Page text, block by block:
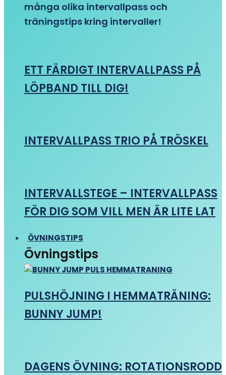
många olika intervallpass och
träningstips kring intervaller!
ETT FÄRDIGT INTERVALLPASS PÅ
LÖPBAND TILL DIG!
INTERVALLPASS TRIO PÅ TRÖSKEL
INTERVALLSTEGE – INTERVALLPASS
FÖR DIG SOM VILL MEN ÄR LITE LAT
ÖVNINGSTIPS
Övningstips
PULSHÖJNING I HEMMATRÄNING:
BUNNY JUMP!
DAGENS ÖVNING: ROTATIONSRODD